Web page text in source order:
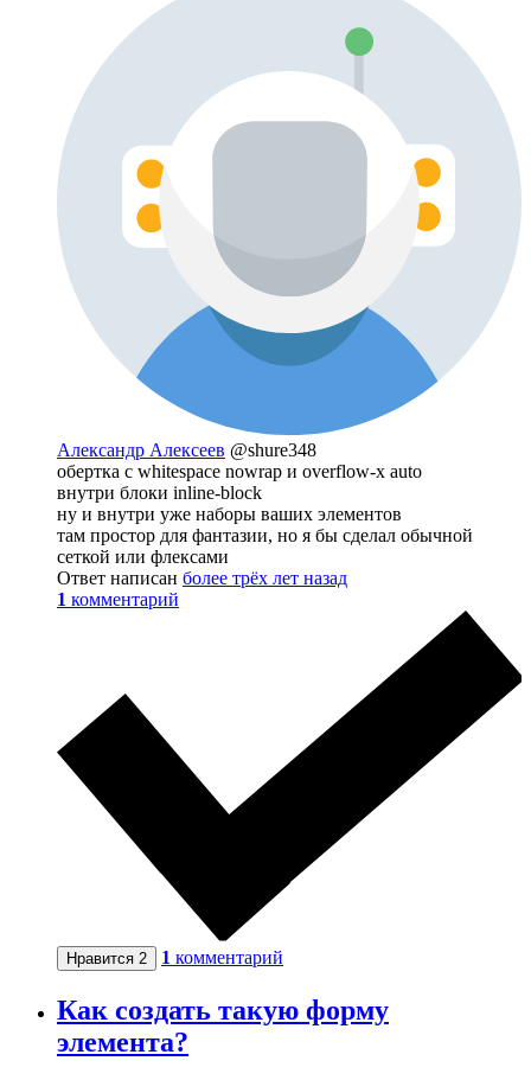
Александр Алексеев @shure348
обертка с whitespace nowrap и overflow-x auto
внутри блоки inline-block
ну и внутри уже наборы ваших элементов
там простор для фантазии, но я бы сделал обычной
сеткой или флексами
Ответ написан более трёх лет назад
1 комментарий
Нравится 2 1 комментарий
Как создать такую форму
элемента?